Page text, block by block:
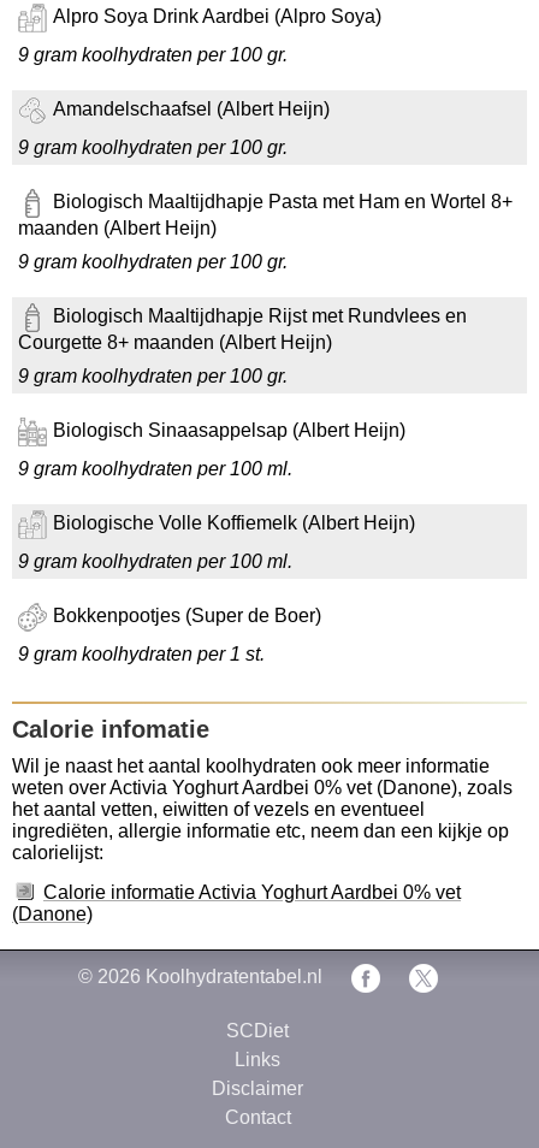
Alpro Soya Drink Aardbei (Alpro Soya)
9 gram koolhydraten per 100 gr.
Amandelschaafsel (Albert Heijn)
9 gram koolhydraten per 100 gr.
Biologisch Maaltijdhapje Pasta met Ham en Wortel 8+
maanden (Albert Heijn)
9 gram koolhydraten per 100 gr.
Biologisch Maaltijdhapje Rijst met Rundvlees en
Courgette 8+ maanden (Albert Heijn)
9 gram koolhydraten per 100 gr.
Biologisch Sinaasappelsap (Albert Heijn)
9 gram koolhydraten per 100 ml.
Biologische Volle Koffiemelk (Albert Heijn)
9 gram koolhydraten per 100 ml.
Bokkenpootjes (Super de Boer)
9 gram koolhydraten per 1 st.
Calorie infomatie
Wil je naast het aantal koolhydraten ook meer informatie
weten over Activia Yoghurt Aardbei 0% vet (Danone), zoals
het aantal vetten, eiwitten of vezels en eventueel
ingrediëten, allergie informatie etc, neem dan een kijkje op
calorielijst:
Calorie informatie Activia Yoghurt Aardbei 0% vet
(Danone)
© 2026 Koolhydratentabel.nl
SCDiet
Links
Disclaimer
Contact